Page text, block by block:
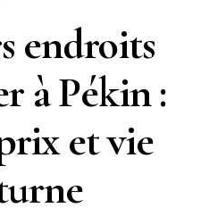
endroits
à Pékin :
et vie